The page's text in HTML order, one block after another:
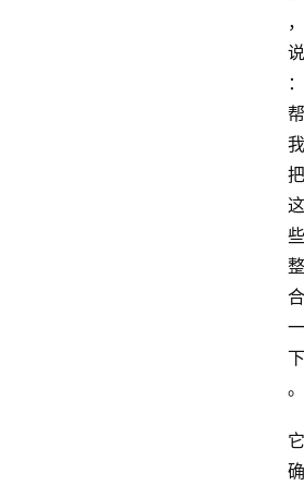
，
说
：
帮
我
把
这
些
整
合
一
下
。
它
确